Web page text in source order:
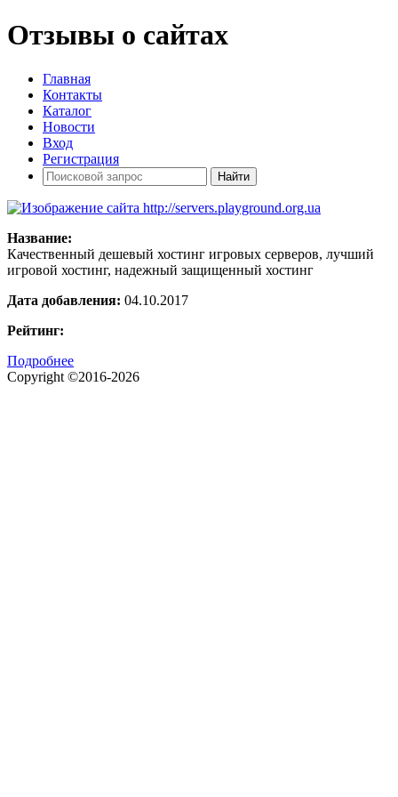
Отзывы о сайтах
Главная
Контакты
Каталог
Новости
Вход
Регистрация
Название:
Качественный дешевый хостинг игровых серверов, лучший
игровой хостинг, надежный защищенный хостинг
Дата добавления: 04.10.2017
Рейтинг:
Подробнее
Copyright ©2016-2026